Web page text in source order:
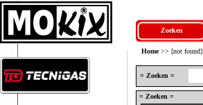
Zoeken
Home>> [not found]
= Zoeken =
= Zoeken =